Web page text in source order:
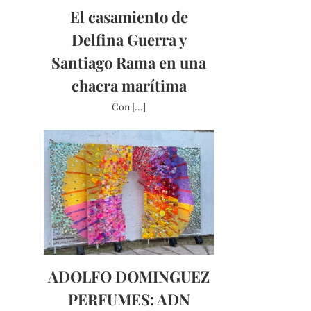
El casamiento de
Delfina Guerra y
Santiago Rama en una
chacra marítima
Con [...]
ADOLFO DOMINGUEZ
PERFUMES: ADN